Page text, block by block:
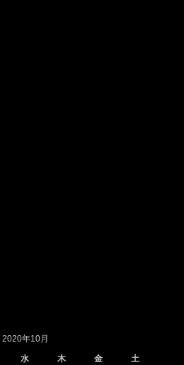
2020年10月
水 木 金 土